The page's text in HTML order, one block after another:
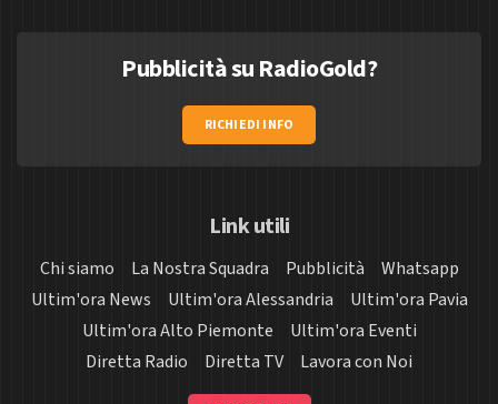
Pubblicità su RadioGold?
RICHIEDI INFO
Link utili
Chi siamo La Nostra Squadra Pubblicità
Whatsapp
Ultim'ora News
Ultim'ora Alessandria
Ultim'ora Pavia
Ultim'ora Alto Piemonte
Ultim'ora Eventi
Diretta Radio
Diretta TV Lavora con Noi